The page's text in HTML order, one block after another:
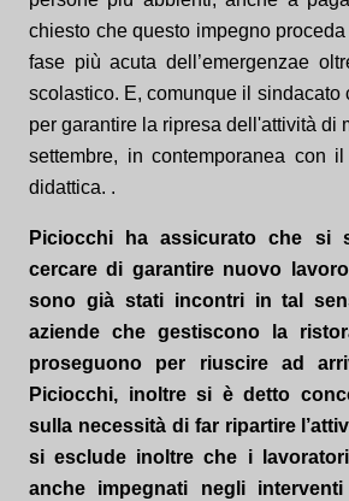
chiesto che questo impegno
fase più acuta dell’emergenzae
scolastico. E, comunque il sindacato
per garantire la ripresa dell'attività di
settembre, in contemporanea con il
didattica. .
Piciocchi ha assicurato che si
cercare di garantire nuovo
sono già stati incontri in tal
aziende che gestiscono la
proseguono per riuscire ad
Piciocchi, inoltre si è detto
sulla necessità di far ripartire
si esclude inoltre che i
anche impegnati negli